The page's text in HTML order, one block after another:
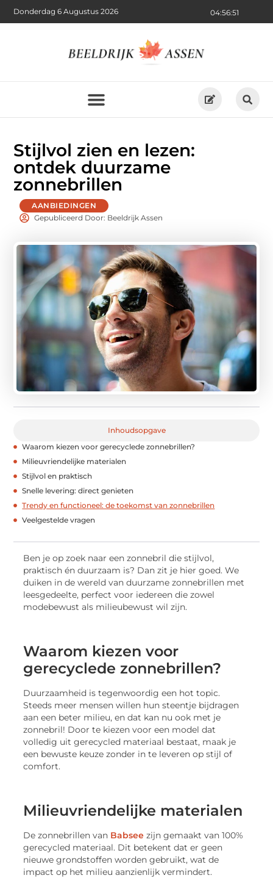
04:56:53
Donderdag 6 Augustus 2026
Stijlvol zien en lezen:
ontdek duurzame
zonnebrillen
AANBIEDINGEN
Gepubliceerd Door: Beeldrijk Assen
Inhoudsopgave
Waarom kiezen voor gerecyclede zonnebrillen?
Milieuvriendelijke materialen
Stijlvol en praktisch
Snelle levering: direct genieten
Trendy en functioneel: de toekomst van zonnebrillen
Veelgestelde vragen
Ben je op zoek naar een zonnebril die stijlvol,
praktisch én duurzaam is? Dan zit je hier goed. We
duiken in de wereld van duurzame zonnebrillen met
leesgedeelte, perfect voor iedereen die zowel
modebewust als milieubewust wil zijn.
Waarom kiezen voor
gerecyclede zonnebrillen?
Duurzaamheid is tegenwoordig een hot topic.
Steeds meer mensen willen hun steentje bijdragen
aan een beter milieu, en dat kan nu ook met je
zonnebril! Door te kiezen voor een model dat
volledig uit gerecycled materiaal bestaat, maak je
een bewuste keuze zonder in te leveren op stijl of
comfort.
Milieuvriendelijke materialen
De zonnebrillen van Babsee zijn gemaakt van 100%
gerecycled materiaal. Dit betekent dat er geen
nieuwe grondstoffen worden gebruikt, wat de
impact op het milieu aanzienlijk vermindert.